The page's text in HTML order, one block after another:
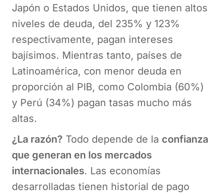
Japón o Estados Unidos, que tienen altos
niveles de deuda, del 235% y 123%
respectivamente, pagan intereses
bajísimos. Mientras tanto, países de
Latinoamérica, con menor deuda en
proporción al PIB, como Colombia (60%)
y Perú (34%) pagan tasas mucho más
altas.
¿La razón? Todo depende de la confianza
que generan en los mercados
internacionales. Las economías
desarrolladas tienen historial de pago